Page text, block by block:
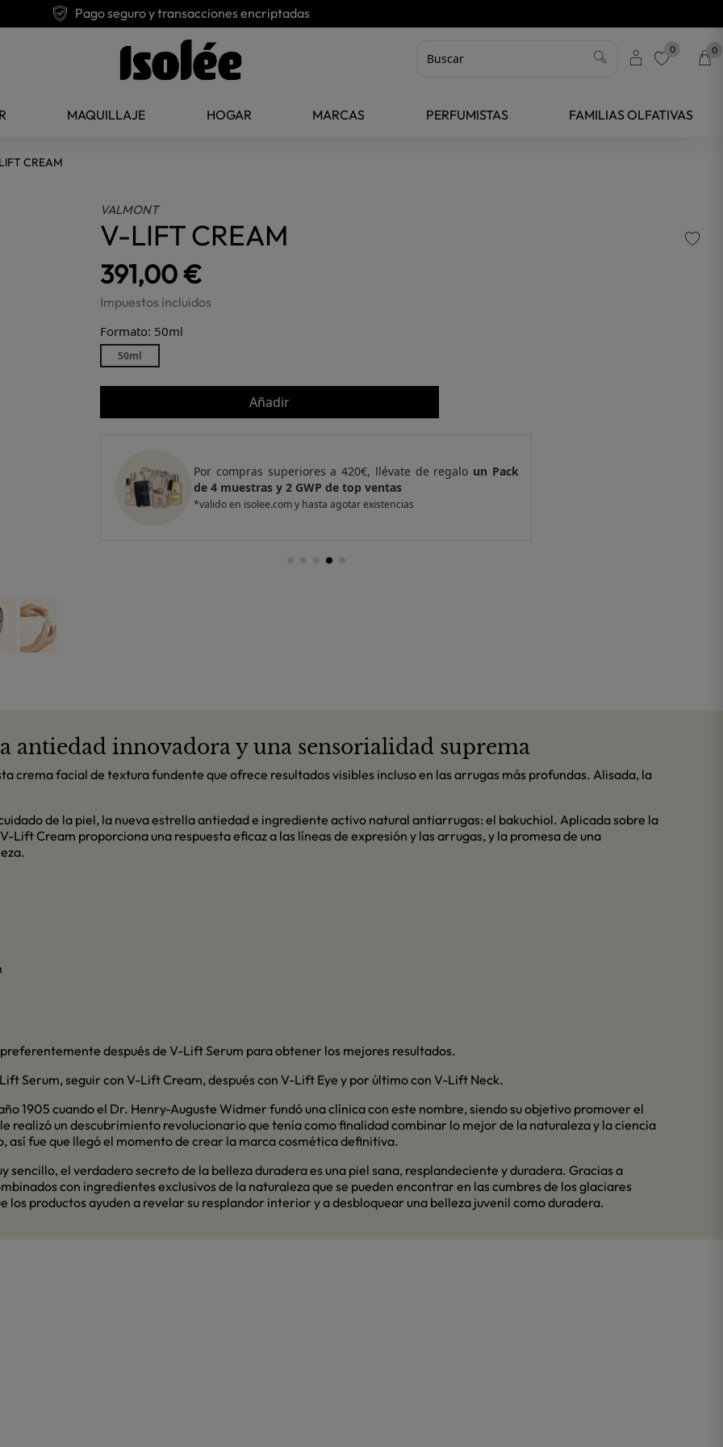
Pago seguro y transacciones encriptadas
0 0
MAQUILLAJE HOGAR MARCAS PERFUMISTAS FAMILIAS OLFATIVAS
CREAM
VALMONT
V-LIFT CREAM
391,00 €
Impuestos incluidos
Formato: 50ml
50ml
Añadir
Por compras superiores a 420€, llévate de regalo un Pack
de 4 muestras y 2 GWP de top ventas
*valido en isolee.com y hasta agotar existencias
antiedad innovadora y una sensorialidad suprema
crema facial de textura fundente que ofrece resultados visibles incluso en las arrugas más profundas. Alisada, la
de la piel, la nueva estrella antiedad e ingrediente activo natural antiarrugas: el bakuchiol. Aplicada sobre la
Lift Cream proporciona una respuesta eficaz a las líneas de expresión y las arrugas, y la promesa de una
después de V-Lift Serum para obtener los mejores resultados.
Serum, seguir con V-Lift Cream, después con V-Lift Eye y por último con V-Lift Neck.
1905 cuando el Dr. Henry-Auguste Widmer fundó una clínica con este nombre, siendo su objetivo promover el
realizó un descubrimiento revolucionario que tenía como finalidad combinar lo mejor de la naturaleza y la ciencia
fue que llegó el momento de crear la marca cosmética definitiva.
sencillo, el verdadero secreto de la belleza duradera es una piel sana, resplandeciente y duradera. Gracias a
con ingredientes exclusivos de la naturaleza que se pueden encontrar en las cumbres de los glaciares
los productos ayuden a revelar su resplandor interior y a desbloquear una belleza juvenil como duradera.